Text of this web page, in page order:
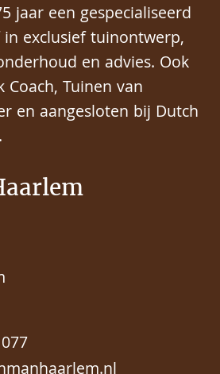
jaar een gespecialiseerd
exclusief tuinontwerp,
en advies. Ook
Tuinen van
en aangesloten bij Dutch